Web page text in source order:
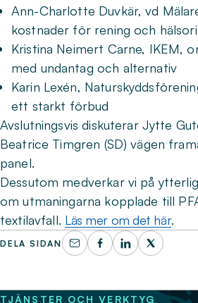
Ann-Charlotte Duvkär, vd
kostnader för rening och
Kristina Neimert Carne, IKEM,
med undantag och alternativ
Karin Lexén,
ett starkt förbud
Avslutningsvis diskuterar Jytte
Beatrice Timgren (SD) vägen
panel.
Dessutom medverkar vi på
om utmaningarna kopplade till
textilavfall. Läs mer om det här.
DELA SIDAN
TJÄNSTER OCH VERKTYG